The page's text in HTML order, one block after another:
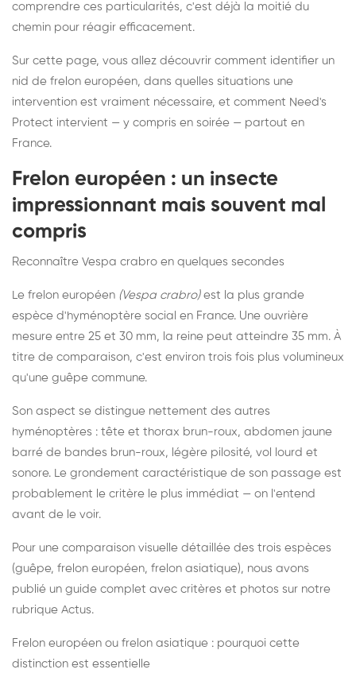
comprendre ces particularités, c'est déjà la moitié du
chemin pour réagir efficacement.
Sur cette page, vous allez découvrir comment identifier un
nid de frelon européen, dans quelles situations une
intervention est vraiment nécessaire, et comment Need's
Protect intervient — y compris en soirée — partout en
France.
Frelon européen : un insecte
impressionnant mais souvent mal
compris
Reconnaître Vespa crabro en quelques secondes
Le frelon européen (Vespa crabro)est la plus grande
espèce d'hyménoptère social en France. Une ouvrière
mesure entre 25 et 30 mm, la reine peut atteindre 35 mm. À
titre de comparaison, c'est environ trois fois plus volumineux
qu'une guêpe commune.
Son aspect se distingue nettement des autres
hyménoptères : tête et thorax brun-roux, abdomen jaune
barré de bandes brun-roux, légère pilosité, vol lourd et
sonore. Le grondement caractéristique de son passage est
probablement le critère le plus immédiat — on l'entend
avant de le voir.
Pour une comparaison visuelle détaillée des trois espèces
(guêpe, frelon européen, frelon asiatique), nous avons
publié un guide complet avec critères et photos sur notre
rubrique Actus.
Frelon européen ou frelon asiatique : pourquoi cette
distinction est essentielle